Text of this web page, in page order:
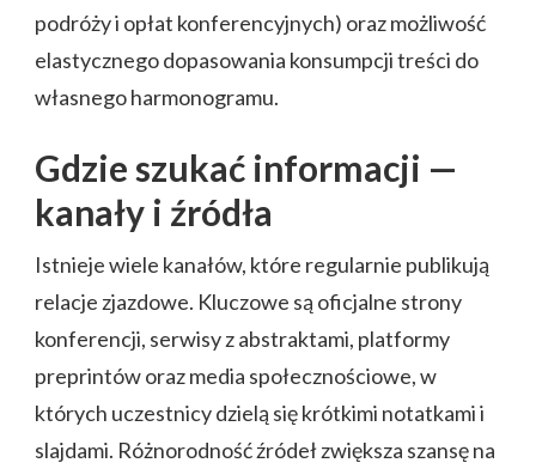
podróży i opłat konferencyjnych) oraz możliwość
elastycznego dopasowania konsumpcji treści do
własnego harmonogramu.
Gdzie szukać informacji —
kanały i źródła
Istnieje wiele kanałów, które regularnie publikują
relacje zjazdowe. Kluczowe są oficjalne strony
konferencji, serwisy z abstraktami, platformy
preprintów oraz media społecznościowe, w
których uczestnicy dzielą się krótkimi notatkami i
slajdami. Różnorodność źródeł zwiększa szansę na